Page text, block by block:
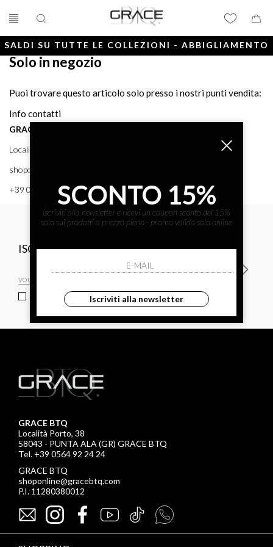
SALDI SU TUTTE LE COLLEZIONI - ABBIGLIAMENTO
Solo in negozio
Puoi trovare questo articolo solo presso i nostri punti vendita:
Info contatti
GRACE BTQ
Località Porto, 38 58043 - PUNTA ALA (GR) GRACE BTQ
shoponline@gracebtq.com
+39 0564 92 24 24
ISCRIVITI ALLA NEWSLETTER
ho letto ed accettato le condizioni sulla privacy.
GRACE BTQ
Località Porto, 38
58043 - PUNTA ALA (GR) GRACE BTQ
Tel. +39 0564 92 24 24
GRACE BTQ
shoponline@gracebtq.com
P.I. 11280380012
SCONTO 15%
iscriviti alla newsletter e ricevi un coupon sconto del 15%
solo sui prodotti a prezzo pieno - promo valida solo online
Iscriviti alla newsletter